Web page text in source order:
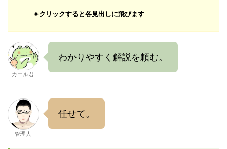
※クリックすると各見出しに飛びます
カエル君
わかりやすく解説を頼む。
管理人
任せて。